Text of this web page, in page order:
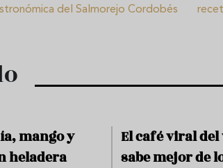
del Salmorejo Cordobés
mango y
heladera
El café viral
sabe mejor de